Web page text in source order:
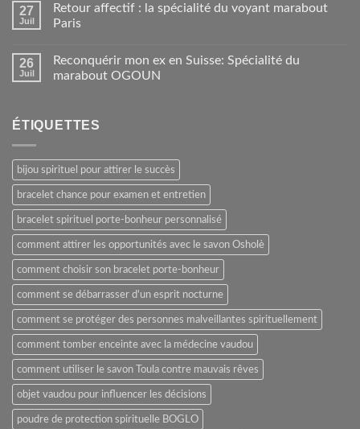
27
Juil
Retour affectif : la spécialité du voyant marabout
Paris
26
Juil
Reconquérir mon ex en Suisse: Spécialité du
marabout OGOUN
ÉTIQUETTES
bijou spirituel pour attirer le succès
bracelet chance pour examen et entretien
bracelet spirituel porte-bonheur personnalisé
comment attirer les opportunités avec le savon Osholè
comment choisir son bracelet porte-bonheur
comment se débarrasser d'un esprit nocturne
comment se protéger des personnes malveillantes spirituellement
comment tomber enceinte avec la médecine vaudou
comment utiliser le savon Toula contre mauvais rêves
objet vaudou pour influencer les décisions
poudre de protection spirituelle BOGLO